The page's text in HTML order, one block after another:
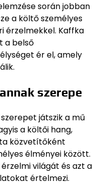
során jobban
a költő személyes
érzelmekkel. Kaffka
a belső
ér el, amely
szerepe
játszik a mű
a költői hang,
közvetítőként
élményei között.
világát és azt a
értelmezi.